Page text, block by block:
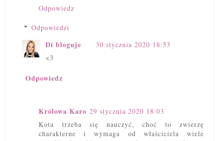
Odpowiedz
Odpowiedzi
Di bloguje
30 stycznia 2020 18:53
<3
Odpowiedz
Królowa Karo 29 stycznia 2020 18:03
Kota trzeba się nauczyć, choć to zwierzę
charakterne i wymaga od właściciela wiele